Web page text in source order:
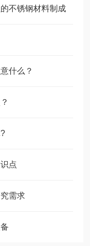
不锈钢材料制成
什么？
点
需求